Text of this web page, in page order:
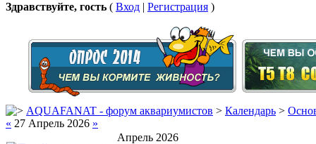
Здравствуйте, гость ( Вход | Регистрация )
AQUAFANAT - форум аквариумистов > Календарь >
« 27 Апрель 2026 »
Апрель 2026